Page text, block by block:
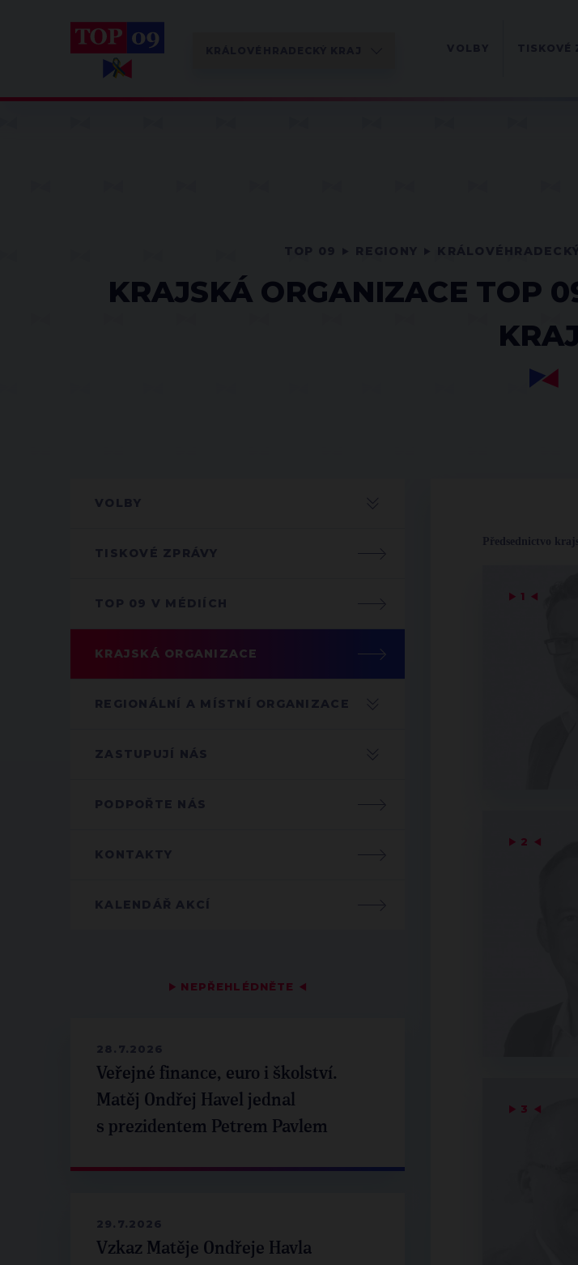
KRAJSKÁ ORGANIZACE TOP
VOLBY
TISKOVÉ ZPRÁVY
TOP 09 V MÉDIÍCH
KRAJSKÁ ORGANIZACE
REGIONÁLNÍ A MÍSTNÍ ORGANIZACE
ZASTUPUJÍ NÁS
PODPOŘTE NÁS
KONTAKTY
KALENDÁŘ AKCÍ
▶ NEPŘEHLÉDNĚTE ◀
28.7.2026
Veřejné finance, euro i školství.
Matěj Ondřej Havel jednal
s prezidentem Petrem Pavlem
29.7.2026
Vzkaz Matěje Ondřeje Havla
Předsednictvo
▶ 1 ◀
▶ 2 ◀
▶ 3 ◀